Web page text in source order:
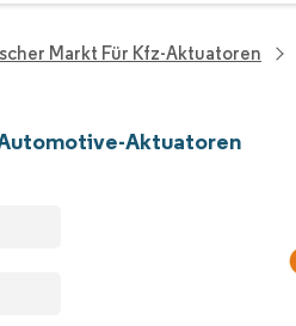
Markt Für Kfz-Aktuatoren
Aktuatoren